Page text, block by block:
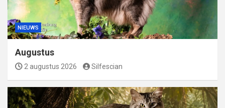
NIEUWS
Augustus
2 augustus 2026 Silfescian